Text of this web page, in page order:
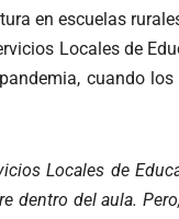
en escuelas
Locales de
cuando
Locales de
dentro del aula.